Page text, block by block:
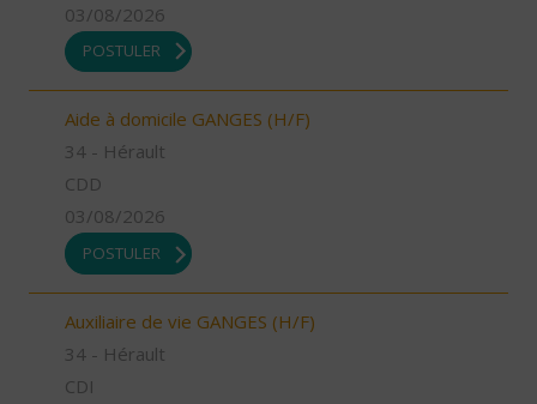
03/08/2026
POSTULER
Aide à domicile GANGES (H/F)
34 - Hérault
CDD
03/08/2026
POSTULER
Auxiliaire de vie GANGES (H/F)
34 - Hérault
CDI